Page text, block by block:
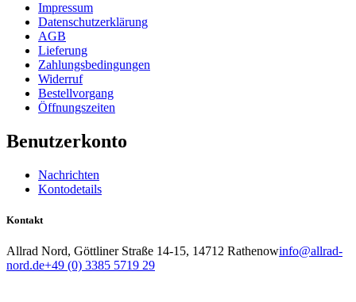
Impressum
Datenschutzerklärung
AGB
Lieferung
Zahlungsbedingungen
Widerruf
Bestellvorgang
Öffnungszeiten
Benutzerkonto
Nachrichten
Kontodetails
Kontakt
Allrad Nord, Göttliner Straße 14-15, 14712 Rathenowinfo@allrad-
nord.de+49 (0) 3385 5719 29